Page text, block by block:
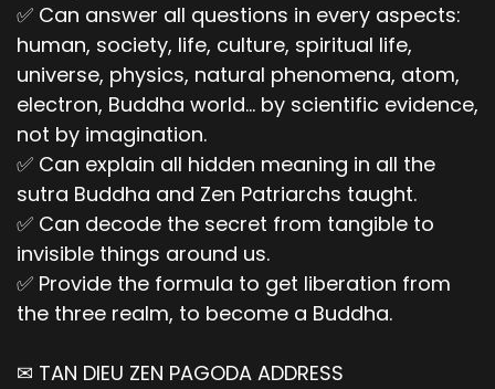
Câu hỏi:
Nhân dân giải thích, động từ “xui khiến” là gì? Xui
khiến như thế nào thì có tác dụng?
Trả lời:
+ Động từ “xui khiến” này có 2 hướng:
1/ Như mình ở đây, có người xui khiến mình đến
chỗ khác, làm ăn khá hơn.
2/ Như mình sống bình thường, có người xui
khiến mình đến chỗ nào đó, làm chuyện bậy bạ.
2023/04/19 - Giải Đáp Đạo Phật Khoa Học Vật Lý
✅ Can answer all questions in every aspects:
human, society, life, culture, spiritual life,
universe, physics, natural phenomena, atom,
electron, Buddha world... by scientific evidence,
not by imagination.
✅ Can explain all hidden meaning in all the
sutra Buddha and Zen Patriarchs taught.
✅ Can decode the secret from tangible to
invisible things around us.
✅ Provide the formula to get liberation from
the three realm, to become a Buddha.
✉ TAN DIEU ZEN PAGODA ADDRESS